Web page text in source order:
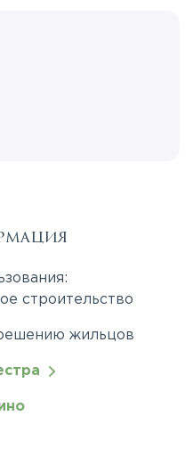
строительство
жильцов